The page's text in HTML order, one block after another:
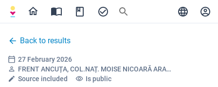
Back to results
27 February 2026
FRENT ANCUȚA, COL.NAȚ. MOISE NICOARĂ ARA…
Source included
Is public